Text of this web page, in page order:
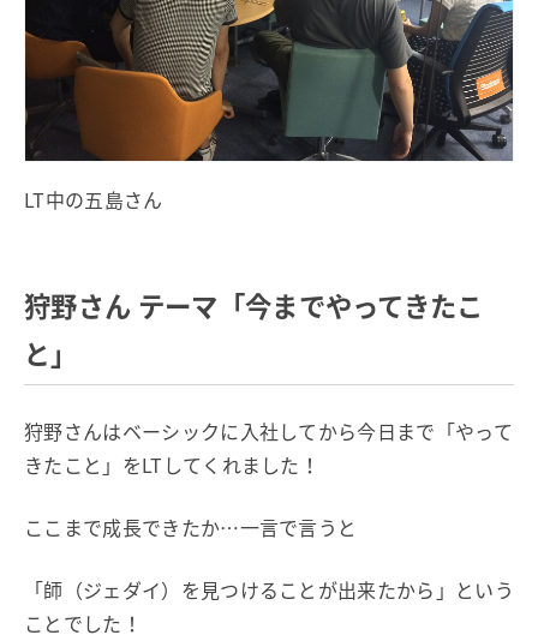
LT中の五島さん
狩野さん テーマ「今までやってきたこ
と」
狩野さんはベーシックに入社してから今日まで「やって
きたこと」をLTしてくれました！
ここまで成長できたか…一言で言うと
「師（ジェダイ）を見つけることが出来たから」という
ことでした！